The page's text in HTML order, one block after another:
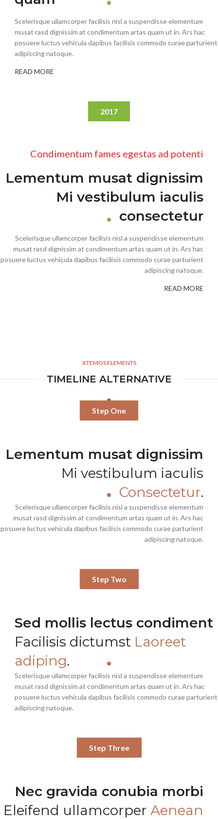
Scelerisque ullamcorper facilisis nisl a suspendisse elementum
musat rasd dignissim at condimentum artas quam ut in. Ars hac
posuere luctus vehicula dapibus facilisis commodo curae parturient
adipiscing natoque.
READ MORE
2017
Condimentum fames egestas ad potenti
Lementum musat dignissim
Mi vestibulum iaculis
consectetur
Scelerisque ullamcorper facilisis nisl a suspendisse elementum
musat rasd dignissim at condimentum artas quam ut in. Ars hac
posuere luctus vehicula dapibus facilisis commodo curae parturient
adipiscing natoque.
READ MORE
XTEMOS ELEMENTS
TIMELINE ALTERNATIVE
Step One
Lementum musat dignissim
Mi vestibulum iaculis
Consectetur.
Scelerisque ullamcorper facilisis nisl a suspendisse elementum
musat rasd dignissim at condimentum artas quam ut in. Ars hac
posuere luctus vehicula dapibus facilisis commodo curae parturient
adipiscing natoque.
Step Two
Sed mollis lectus condiment
Facilisis dictumst Laoreet
adiping.
Scelerisque ullamcorper facilisis nisl a suspendisse elementum
musat rasd dignissim at condimentum artas quam ut in. Ars hac
posuere luctus vehicula dapibus facilisis commodo curae parturient
adipiscing natoque.
Step Three
Nec gravida conubia morbi
Eleifend ullamcorper Aenean